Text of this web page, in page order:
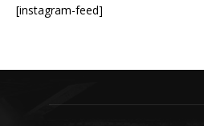
[instagram-feed]